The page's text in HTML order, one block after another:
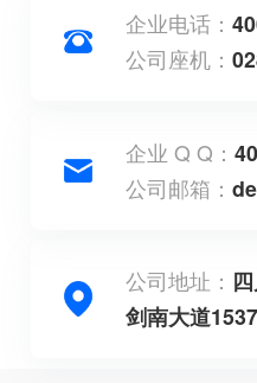
企业电话：
公司座机：
企业 Q Q：
公司邮箱：
公司地址：
剑南大道